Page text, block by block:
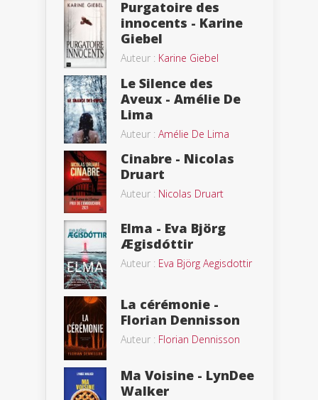
Purgatoire des
innocents - Karine
Giebel
Auteur : Karine Giebel
Le Silence des
Aveux - Amélie De
Lima
Auteur : Amélie De Lima
Cinabre - Nicolas
Druart
Auteur : Nicolas Druart
Elma - Eva Björg
Ægisdóttir
Auteur : Eva Björg Aegisdottir
La cérémonie -
Florian Dennisson
Auteur : Florian Dennisson
Ma Voisine - LynDee
Walker